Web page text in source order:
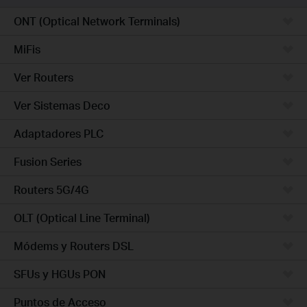
ONT (Optical Network Terminals)
MiFis
Ver Routers
Ver Sistemas Deco
Adaptadores PLC
Fusion Series
Routers 5G/4G
OLT (Optical Line Terminal)
Módems y Routers DSL
SFUs y HGUs PON
Puntos de Acceso